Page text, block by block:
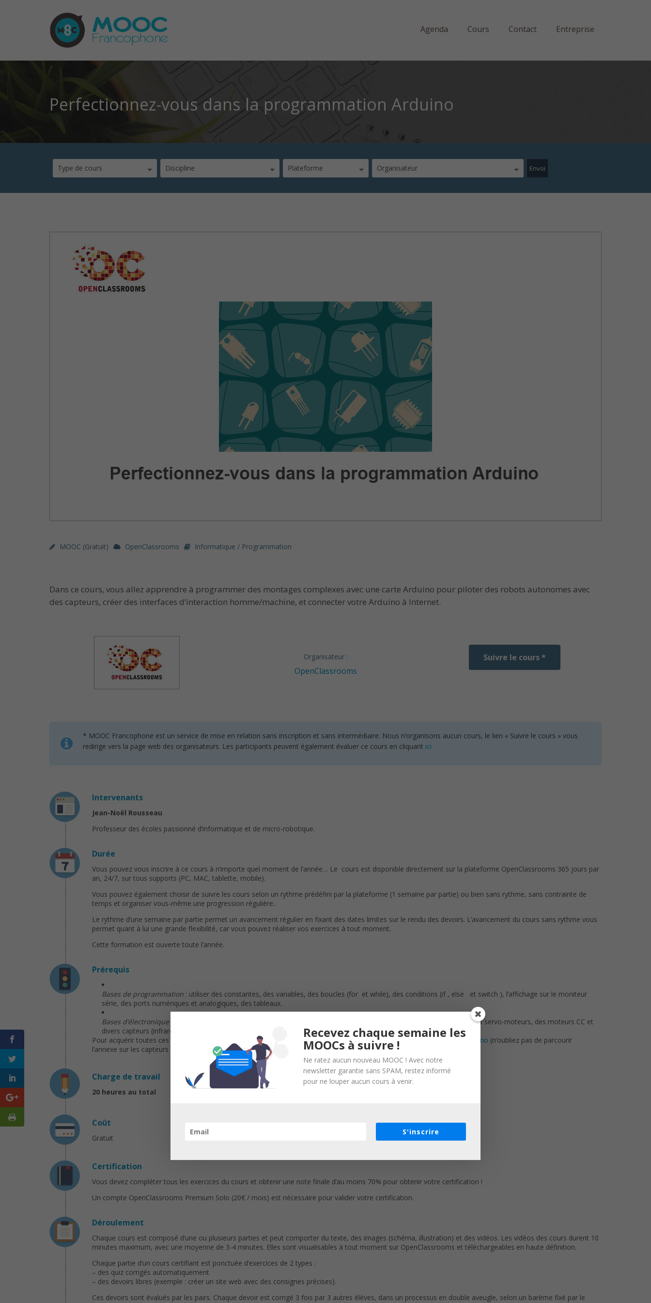
Agenda Cours Contact Entreprise
Perfectionnez-vous dans la programmation Arduino
Type de cours Discipline Plateforme Organisateur
MOOC (gratuit) OpenClassrooms Informatique / Programmation
Dans ce cours, vous allez apprendre à programmer des montages complexes avec une carte Arduino pour piloter des robots autonomes avec
des capteurs, créer des interfaces d’interaction homme/machine, et connecter votre Arduino à Internet.
Organisateur :
OpenClassrooms
Suivre le cours *
* MOOC Francophone est un service de mise en relation sans inscription et sans intermédiaire. Nous n’organisons aucun cours, le lien « Suivre le cours » vous
redirige vers la page web des organisateurs. Les participants peuvent également évaluer ce cours en cliquant ici
Intervenants
Jean-Noël Rousseau
Professeur des écoles passionné d’informatique et de micro-robotique.
Durée
Vous pouvez vous inscrire à ce cours à n’importe quel moment de l’année… Le cours est disponible directement sur la plateforme OpenClassrooms 365 jours par
an, 24/7, sur tous supports (PC, MAC, tablette, mobile).
Vous pouvez également choisir de suivre les cours selon un rythme prédéfini par la plateforme (1 semaine par partie) ou bien sans rythme, sans contrainte de
temps et organiser vous-même une progression régulière..
Le rythme d’une semaine par partie permet un avancement régulier en fixant des dates limites sur le rendu des devoirs. L’avancement du cours sans rythme vous
permet quant à lui une grande flexibilité, car vous pouvez réaliser vos exercices à tout moment.
Cette formation est ouverte toute l’année.
Prérequis
Bases de programmation : utiliser des constantes, des variables, des boucles (for et while), des conditions (if , else et switch ), l’affichage sur le moniteur
série, des ports numériques et analogiques, des tableaux.
Bases d’électronique : lire des schémas électriques, connecter des LED, des boutons poussoirs, des potentiomètres, des servo-moteurs, des moteurs CC et
divers capteurs (infrarouge, température, ultra-sons…).
Pour acquérir toutes ces bases, vous pouvez suivre mon cours d’initiation :Programmez vos premiers montages avec Arduino (n’oubliez pas de parcourir
l’annexe sur les capteurs !).
Charge de travail
20 heures au total
Coût
Gratuit
Certification
Vous devez compléter tous les exercices du cours et obtenir une note finale d’au moins 70% pour obtenir votre certification !
Un compte OpenClassrooms Premium Solo (20€ / mois) est nécessaire pour valider votre certification.
Déroulement
Chaque cours est composé d’une ou plusieurs parties et peut comporter du texte, des images (schéma, illustration) et des vidéos. Les vidéos des cours durent 10
minutes maximum, avec une moyenne de 3-4 minutes. Elles sont visualisables à tout moment sur OpenClassrooms et téléchargeables en haute définition.
Chaque partie d’un cours certifiant est ponctuée d’exercices de 2 types :
– des quiz corrigés automatiquement
– des devoirs libres (exemple : créer un site web avec des consignes précises).
Ces devoirs sont évalués par les pairs. Chaque devoir est corrigé 3 fois par 3 autres élèves, dans un processus en double aveugle, selon un barème fixé par le
Recevez chaque semaine les
MOOCs à suivre !
Ne ratez aucun nouveau MOOC ! Avec notre
newsletter garantie sans SPAM, restez informé
pour ne louper aucun cours à venir.
S'inscrire